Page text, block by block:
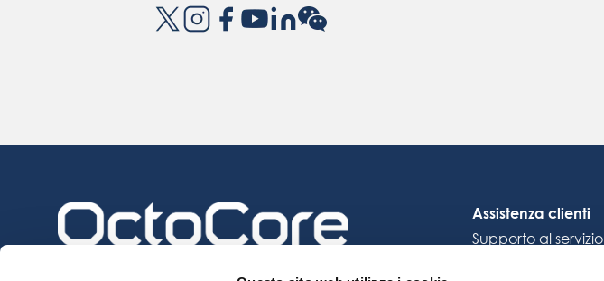
Assistenza clienti
Supporto al servizio